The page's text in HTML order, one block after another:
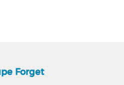
Forget